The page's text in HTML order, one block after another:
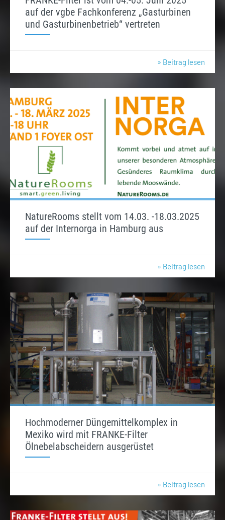
auf der vgbe Fachkonferenz „Gasturbinen
und Gasturbinenbetrieb“ vertreten
» Beitrag lesen
NatureRooms stellt vom 14.03. -18.03.2025
auf der Internorga in Hamburg aus
» Beitrag lesen
Hochmoderner Düngemittelkomplex in
Mexiko wird mit FRANKE-Filter
Ölnebelabscheidern ausgerüstet
» Beitrag lesen